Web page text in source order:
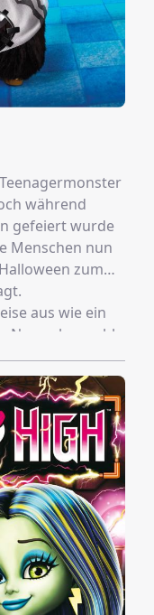
während
gefeiert wurde
Menschen nun
zum
aus wie ein
Normalos wohl.
die